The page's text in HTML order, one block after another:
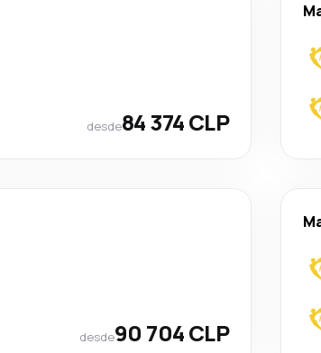
desde84 374 CLP
desde90 704 CLP